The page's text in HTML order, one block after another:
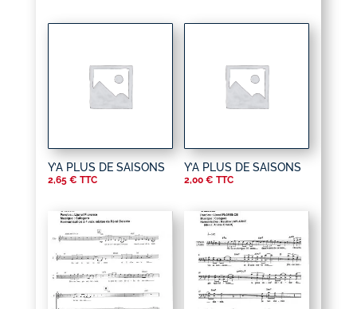
Y’A PLUS DE SAISONS
2,65 € TTC
Y’A PLUS DE SAISONS
2,00 € TTC